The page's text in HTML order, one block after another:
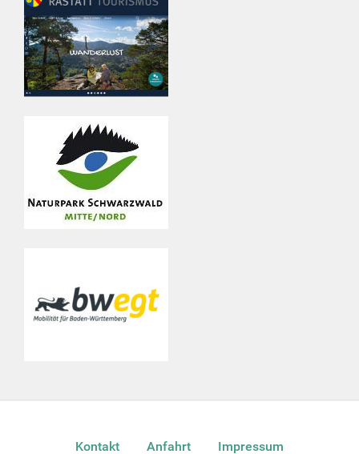
Kontakt Anfahrt Impressum